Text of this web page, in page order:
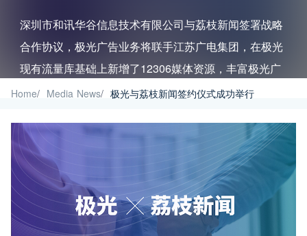
深圳市和讯华谷信息技术有限公司与荔枝新闻签署战略
合作协议，极光广告业务将联手江苏广电集团，在极光
现有流量库基础上新增了12306媒体资源，丰富极光广
告媒体资源，为极光广告业务丰富了更多媒体类型。
Home/ Media News/ 极光与荔枝新闻签约仪式成功举行